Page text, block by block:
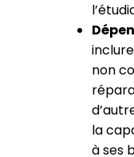
non
la
à ses